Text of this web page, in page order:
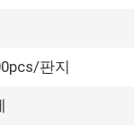
판지